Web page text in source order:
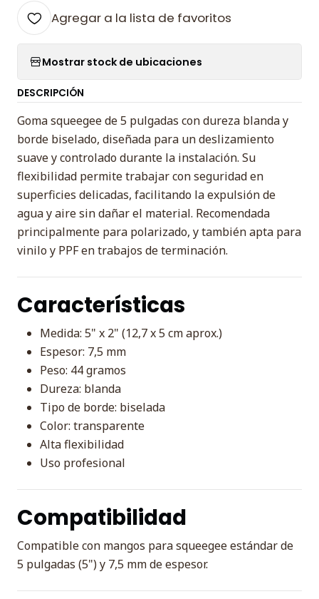
Agregar a la lista de favoritos
Mostrar stock de ubicaciones
DESCRIPCIÓN
Goma squeegee de 5 pulgadas con dureza blanda y
borde biselado, diseñada para un deslizamiento
suave y controlado durante la instalación. Su
flexibilidad permite trabajar con seguridad en
superficies delicadas, facilitando la expulsión de
agua y aire sin dañar el material. Recomendada
principalmente para polarizado, y también apta para
vinilo y PPF en trabajos de terminación.
Características
Medida: 5" x 2" (12,7 x 5 cm aprox.)
Espesor: 7,5 mm
Peso: 44 gramos
Dureza: blanda
Tipo de borde: biselada
Color: transparente
Alta flexibilidad
Uso profesional
Compatibilidad
Compatible con mangos para squeegee estándar de
5 pulgadas (5") y 7,5 mm de espesor.